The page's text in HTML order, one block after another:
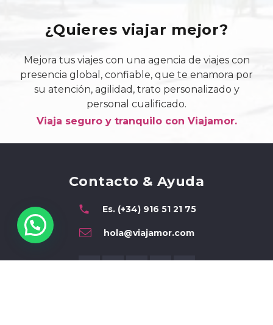
¿Quieres viajar mejor?
Mejora tus viajes con una agencia de viajes con
presencia global, confiable, que te enamora por
su atención, agilidad, trato personalizado y
personal cualificado.
Viaja seguro y tranquilo con Viajamor.
Contacto & Ayuda
phone Es. (+34) 916 51 21 75
hola@viajamor.com